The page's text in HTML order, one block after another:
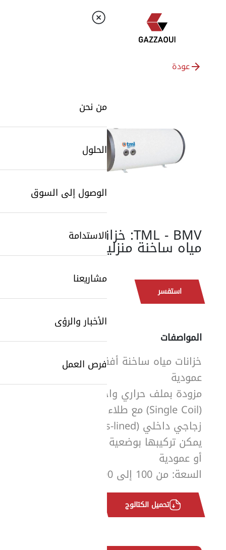
من نحن
الحلول
الوصول إلى السوق
الاستدامة
مشاريعنا
الأخبار والرؤى
فرص العمل
عودة
TML - BMV: خزانات
مياه ساخنة منزلية
استفسر
المواصفات
خزانات مياه ساخنة أفقية أو
عمودية
مزودة بملف حراري واحد
(Single Coil) مع طلاء
زجاجي داخلي (Glass-lined)
يمكن تركيبها بوضعية أفقية
أو عمودية
السعة: من 100 إلى 300 لتر
تحميل الكتالوج